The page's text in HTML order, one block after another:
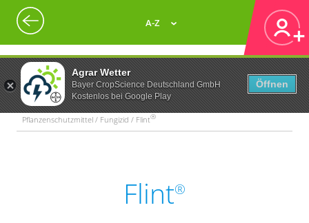
Agrar Wetter
Bayer CropScience Deutschland GmbH
Kostenlos bei Google Play
Öffnen
A-Z
Pflanzenschutzmittel / Fungizid / Flint®
Flint®